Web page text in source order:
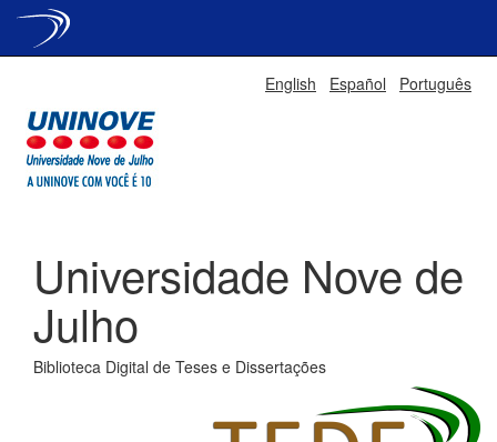
English Español Português
Universidade Nove de
Julho
Biblioteca Digital de Teses e Dissertações